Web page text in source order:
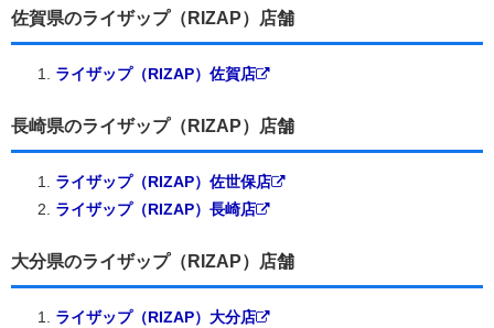
佐賀県のライザップ（RIZAP）店舗
ライザップ（RIZAP）佐賀店
長崎県のライザップ（RIZAP）店舗
ライザップ（RIZAP）佐世保店
ライザップ（RIZAP）長崎店
大分県のライザップ（RIZAP）店舗
ライザップ（RIZAP）大分店